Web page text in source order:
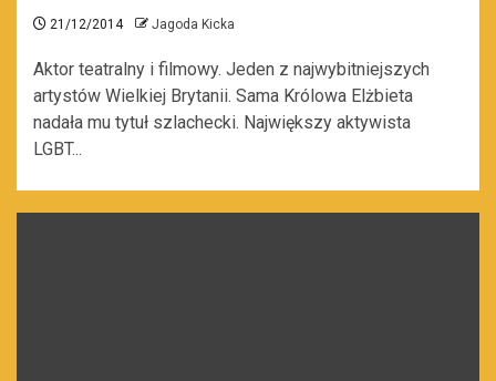
21/12/2014 Jagoda Kicka
Aktor teatralny i filmowy. Jeden z najwybitniejszych
artystów Wielkiej Brytanii. Sama Królowa Elżbieta
nadała mu tytuł szlachecki. Największy aktywista
LGBT...